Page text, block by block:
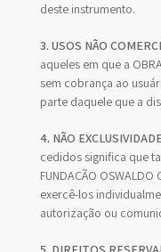
deste instrumento.
3. USOS NÃO
aqueles em que a
sem cobrança ao
parte daquele que a
4. NÃO
cedidos significa que
FUNDAÇÃO
exercê-los
autorização ou